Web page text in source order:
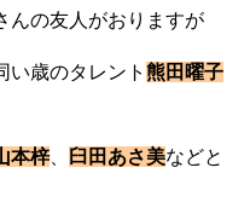
んの友人がおりますが
い歳のタレント 熊田曜子
本梓、 臼田あさ美などと